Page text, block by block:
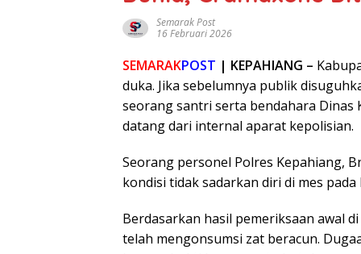
Semarak Post
16 Februari 2026
SEMARAKPOST | KEPAHIANG –
duka. Jika sebelumnya publik
seorang santri serta bendahara
datang dari internal aparat kepolisian.
Seorang personel Polres Kepahiang,
kondisi tidak sadarkan diri di mes
Berdasarkan hasil pemeriksaan awal
telah mengonsumsi zat beracun.